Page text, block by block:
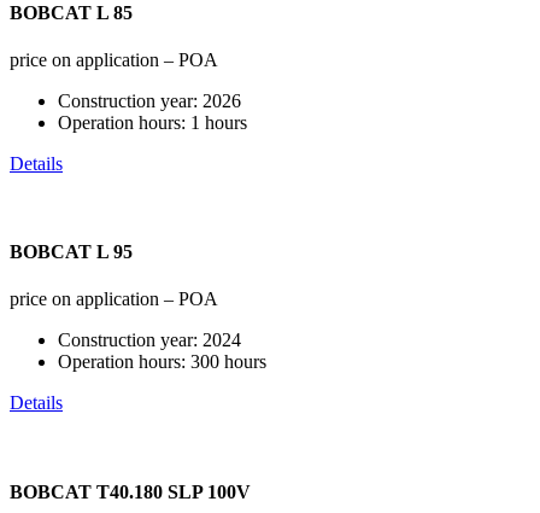
BOBCAT L 85
price on application – POA
Construction year: 2026
Operation hours: 1 hours
Details
BOBCAT L 95
price on application – POA
Construction year: 2024
Operation hours: 300 hours
Details
BOBCAT T40.180 SLP 100V